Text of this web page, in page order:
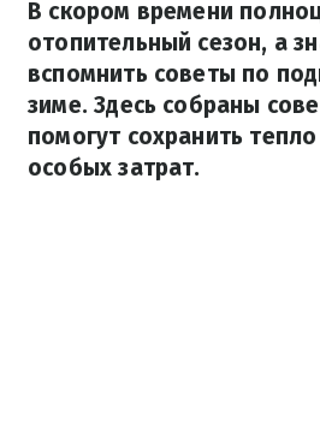
В скором времени
отопительный сезон, а
вспомнить советы по
зиме. Здесь собраны
помогут сохранить
особых затрат.